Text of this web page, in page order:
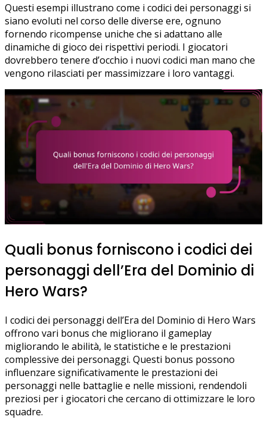
Questi esempi illustrano come i codici dei personaggi si
siano evoluti nel corso delle diverse ere, ognuno
fornendo ricompense uniche che si adattano alle
dinamiche di gioco dei rispettivi periodi. I giocatori
dovrebbero tenere d’occhio i nuovi codici man mano che
vengono rilasciati per massimizzare i loro vantaggi.
Quali bonus forniscono i codici dei
personaggi dell’Era del Dominio di
Hero Wars?
I codici dei personaggi dell’Era del Dominio di Hero Wars
offrono vari bonus che migliorano il gameplay
migliorando le abilità, le statistiche e le prestazioni
complessive dei personaggi. Questi bonus possono
influenzare significativamente le prestazioni dei
personaggi nelle battaglie e nelle missioni, rendendoli
preziosi per i giocatori che cercano di ottimizzare le loro
squadre.